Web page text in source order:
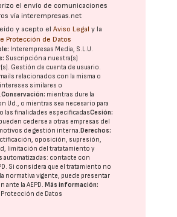
el envío de comunicaciones
vía interempresas.net
y acepto elAviso Legal y la
Protección de Datos
Interempresas Media, S.L.U.
Suscripción a nuestra(s)
Gestión de cuenta de usuario.
relacionados con la misma o
similares o
Conservación: mientras dure la
Ud., o mientras sea necesario para
las finalidades especificadasCesión:
cederse a otras empresas del
de gestión interna.Derechos:
oposición, supresión,
limitación del tratatamiento y
automatizadas: contacte con
. Si considera que el tratamiento no
normativa vigente, puede presentar
ante laAEPD.Más información:
de Datos